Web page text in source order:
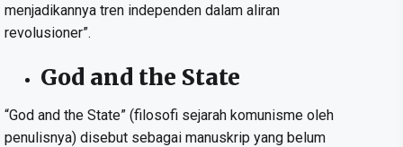
menjadikannya tren independen dalam aliran
revolusioner”.
God and the State
“God and the State” (filosofi sejarah komunisme oleh
penulisnya) disebut sebagai manuskrip yang belum